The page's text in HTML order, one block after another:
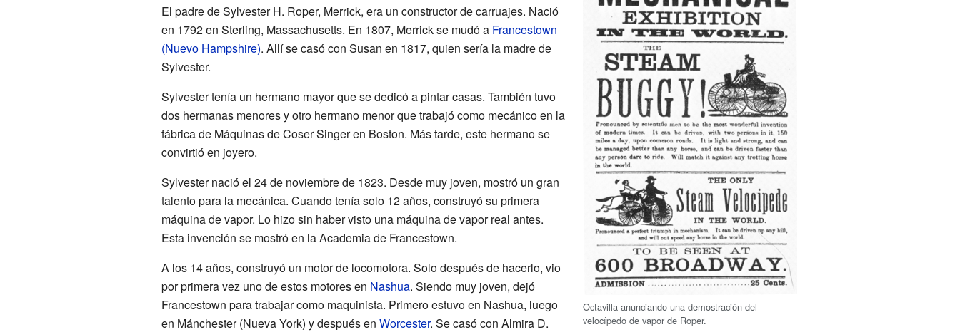
Octavilla anunciando una demostración del
velocípedo de vapor de Roper.
El padre de Sylvester H. Roper, Merrick, era un constructor de carruajes. Nació
en 1792 en Sterling, Massachusetts. En 1807, Merrick se mudó a Francestown
(Nuevo Hampshire). Allí se casó con Susan en 1817, quien sería la madre de
Sylvester.
Sylvester tenía un hermano mayor que se dedicó a pintar casas. También tuvo
dos hermanas menores y otro hermano menor que trabajó como mecánico en la
fábrica de Máquinas de Coser Singer en Boston. Más tarde, este hermano se
convirtió en joyero.
Sylvester nació el 24 de noviembre de 1823. Desde muy joven, mostró un gran
talento para la mecánica. Cuando tenía solo 12 años, construyó su primera
máquina de vapor. Lo hizo sin haber visto una máquina de vapor real antes.
Esta invención se mostró en la Academia de Francestown.
A los 14 años, construyó un motor de locomotora. Solo después de hacerlo, vio
por primera vez uno de estos motores en Nashua. Siendo muy joven, dejó
Francestown para trabajar como maquinista. Primero estuvo en Nashua, luego
en Mánchester (Nueva York) y después en Worcester. Se casó con Almira D.